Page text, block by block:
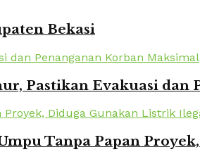
Bekasi
Pastikan Evakuasi dan
Tanpa Papan